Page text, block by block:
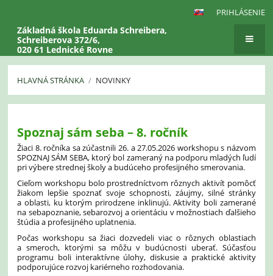
PRIHLÁSENIE
Základná škola Eduarda Schreibera,
Schreiberova 372/6,
020 61 Lednické Rovne
HLAVNÁ STRÁNKA / NOVINKY
Spoznaj sám seba – 8. ročník
Žiaci 8. ročníka sa zúčastnili 26. a 27.05.2026 workshopu s názvom
SPOZNAJ SÁM SEBA, ktorý bol zameraný na podporu mladých ľudí
pri výbere strednej školy a budúceho profesijného smerovania.
Cieľom workshopu bolo prostredníctvom rôznych aktivít pomôcť
žiakom lepšie spoznať svoje schopnosti, záujmy, silné stránky
a oblasti, ku ktorým prirodzene inklinujú. Aktivity boli zamerané
na sebapoznanie, sebarozvoj a orientáciu v možnostiach ďalšieho
štúdia a profesijného uplatnenia.
Počas workshopu sa žiaci dozvedeli viac o rôznych oblastiach
a smeroch, ktorými sa môžu v budúcnosti uberať. Súčasťou
programu boli interaktívne úlohy, diskusie a praktické aktivity
podporujúce rozvoj kariérneho rozhodovania.